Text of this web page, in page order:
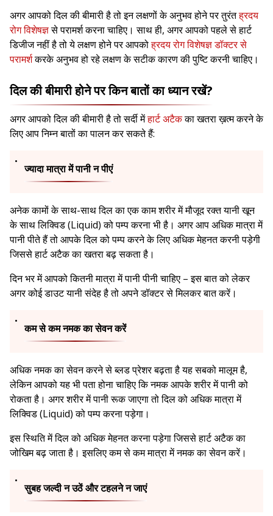
अगर आपको दिल की बीमारी है तो इन लक्षणों के अनुभव होने पर तुरंतह्रदय
रोग विशेषज्ञसे परामर्श करना चाहिए। साथ ही, अगर आपको पहले से हार्ट
डिजीज नहीं है तो ये लक्षण होने पर आपकोह्रदय रोग विशेषज्ञ डॉक्टर से
परामर्शकरके अनुभव हो रहे लक्षण के सटीक कारण की पुष्टि करनी चाहिए।
दिल की बीमारी होने पर किन बातों का ध्यान रखें?
अगर आपको दिल की बीमारी है तो सर्दी मेंहार्ट अटैकका खतरा ख़त्म करने के
लिए आप निम्न बातों का पालन कर सकते हैं:
ज्यादा मात्रा में पानी न पीएं
अनेक कामों के साथ-साथ दिल का एक काम शरीर में मौजूद रक्त यानी खून
के साथ लिक्विड (Liquid) को पम्प करना भी है। अगर आप अधिक मात्रा में
पानी पीते हैं तो आपके दिल को पम्प करने के लिए अधिक मेहनत करनी पड़ेगी
जिससे हार्ट अटैक का खतरा बढ़ सकता है।
दिन भर में आपको कितनी मात्रा में पानी पीनी चाहिए – इस बात को लेकर
अगर कोई डाउट यानी संदेह है तो अपने डॉक्टर से मिलकर बात करें।
कम से कम नमक का सेवन करें
अधिक नमक का सेवन करने से ब्लड प्रेशर बढ़ता है यह सबको मालूम है,
लेकिन आपको यह भी पता होना चाहिए कि नमक आपके शरीर में पानी को
रोकता है। अगर शरीर में पानी रूक जाएगा तो दिल को अधिक मात्रा में
लिक्विड (Liquid) को पम्प करना पड़ेगा।
इस स्थिति में दिल को अधिक मेहनत करना पड़ेगा जिससे हार्ट अटैक का
जोखिम बढ़ जाता है। इसलिए कम से कम मात्रा में नमक का सेवन करें।
सुबह जल्दी न उठें और टहलने न जाएं